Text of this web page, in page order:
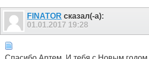
FINATOR сказал(-а):
01.01.2017 19:28